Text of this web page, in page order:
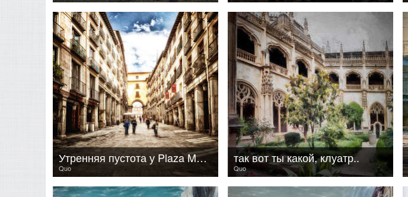
Quo
Утренняя пустота у Plaza Major
Quo
так вот ты какой, клуатр..